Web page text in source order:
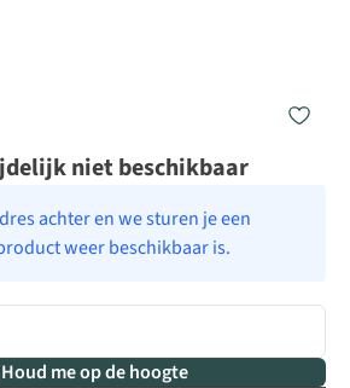
niet beschikbaar
achter en we sturen je een
weer beschikbaar is.
Houd me op de hoogte